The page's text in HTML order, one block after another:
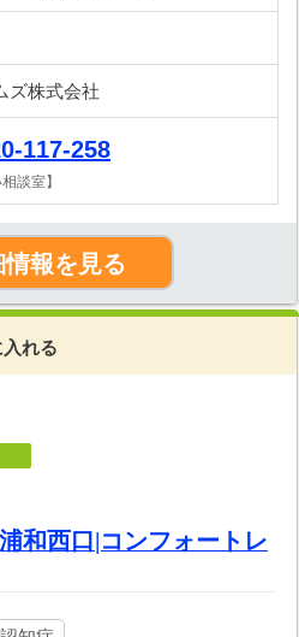
ズ株式会社
117-258
談室】
報を見る
れる
和西口|コンフォートレ